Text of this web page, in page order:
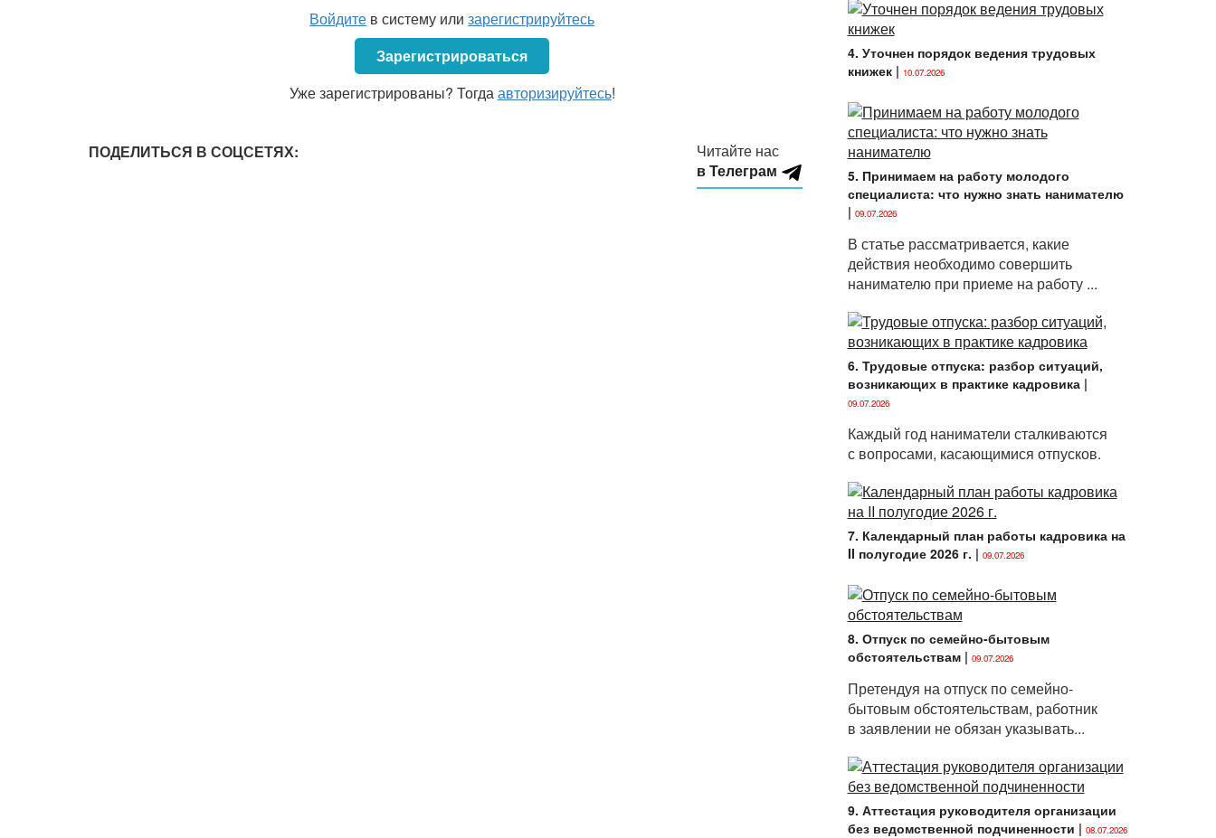
Войдите в систему илизарегистрируйтесь
Зарегистрироваться
Уже зарегистрированы? Тогдаавторизируйтесь!
ПОДЕЛИТЬСЯ В СОЦСЕТЯХ:
Читайте нас
в Телеграм
4. Уточнен порядок ведения трудовых
книжек| 10.07.2026
5. Принимаем на работу молодого
специалиста: что нужно знать нанимателю
| 09.07.2026
В статье рассматривается, какие
действия необходимо совершить
нанимателю при приеме на работу ...
6. Трудовые отпуска: разбор ситуаций,
возникающих в практике кадровика|
09.07.2026
Каждый год наниматели сталкиваются
с вопросами, касающимися отпусков.
7. Календарный план работы кадровика на
II полугодие 2026 г. | 09.07.2026
8. Отпуск по семейно-бытовым
обстоятельствам| 09.07.2026
Претендуя на отпуск по семейно-
бытовым обстоятельствам, работник
в заявлении не обязан указывать...
9. Аттестация руководителя организации
без ведомственной подчиненности | 08.07.2026